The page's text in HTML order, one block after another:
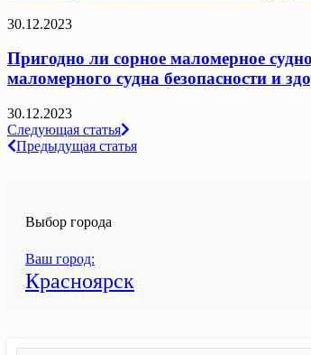
30.12.2023
Пригодно ли сорное маломерное
маломерного судна безопасности и
30.12.2023
Навигация
по
Следующая статья
Предыдущая статья
Выбор города
Ваш город:
Красноярск